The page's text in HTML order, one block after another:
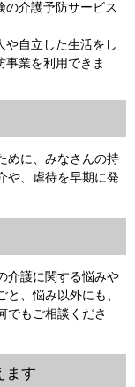
の介護予防サービス
や自立した生活をし
事業を利用できま
めに、みなさんの持
や、虐待を早期に発
介護に関する悩みや
、悩み以外にも、
でもご相談くださ
ます